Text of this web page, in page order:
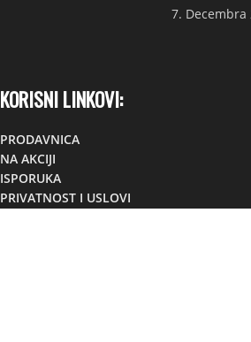
7. Decembra
KORISNI LINKOVI:
PRODAVNICA
NA AKCIJI
ISPORUKA
PRIVATNOST I USLOVI